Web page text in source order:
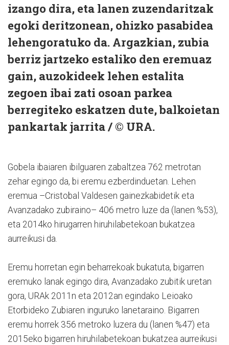
izango dira, eta lanen zuzendaritzak
egoki deritzonean, ohizko pasabidea
lehengoratuko da. Argazkian, zubia
berriz jartzeko estaliko den eremuaz
gain, auzokideek lehen estalita
zegoen ibai zati osoan parkea
berregiteko eskatzen dute, balkoietan
pankartak jarrita / © URA.
Gobela ibaiaren ibilguaren zabaltzea 762 metrotan
zehar egingo da, bi eremu ezberdinduetan. Lehen
eremua –Cristobal Valdesen gainezkabidetik eta
Avanzadako zubiraino– 406 metro luze da (lanen %53),
eta 2014ko hirugarren hiruhilabetekoan bukatzea
aurreikusi da.
Eremu horretan egin beharrekoak bukatuta, bigarren
eremuko lanak egingo dira, Avanzadako zubitik uretan
gora, URAk 2011n eta 2012an egindako Leioako
Etorbideko Zubiaren inguruko lanetaraino. Bigarren
eremu horrek 356 metroko luzera du (lanen %47) eta
2015eko bigarren hiruhilabetekoan bukatzea aurreikusi